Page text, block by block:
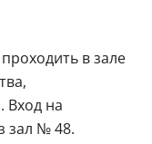
в зале
Вход на
зал № 48.